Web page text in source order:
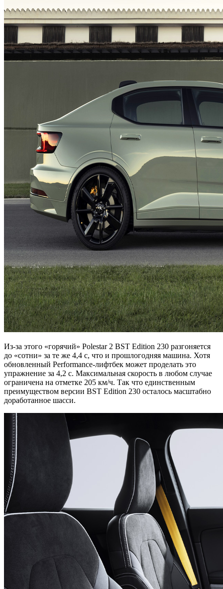
Из-за этого «горячий» Polestar 2 BST Edition 230 разгоняется
до «сотни» за те же 4,4 с, что и прошлогодняя машина. Хотя
обновленный Performance-лифтбек может проделать это
упражнение за 4,2 с. Максимальная скорость в любом случае
ограничена на отметке 205 км/ч. Так что единственным
преимуществом версии BST Edition 230 осталось масштабно
доработанное шасси.